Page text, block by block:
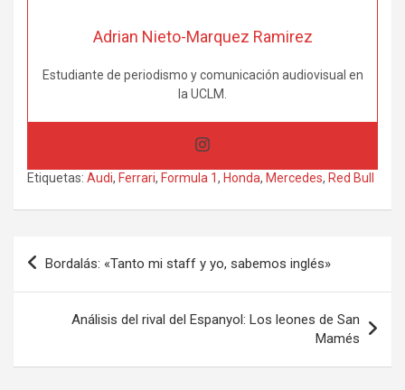
Adrian Nieto-Marquez Ramirez
Estudiante de periodismo y comunicación audiovisual en
la UCLM.
Etiquetas: Audi, Ferrari, Formula 1, Honda, Mercedes, Red Bull
Navegación
entradas
Bordalás: «Tanto mi staff y yo, sabemos inglés»
Análisis del rival del Espanyol: Los leones de San
Mamés